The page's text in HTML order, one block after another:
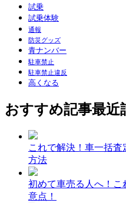
試乗
試乗体験
通報
防災グッズ
青ナンバー
駐車禁止
駐車禁止違反
高くなる
おすすめ記事最近
これで解決！車一括
方法
初めて車売る人へ！こ
意点！